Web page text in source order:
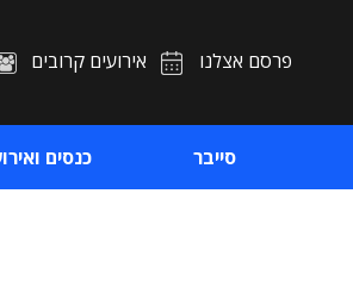
פרסם אצלנו אירועים קרובים
סייבר כנסים